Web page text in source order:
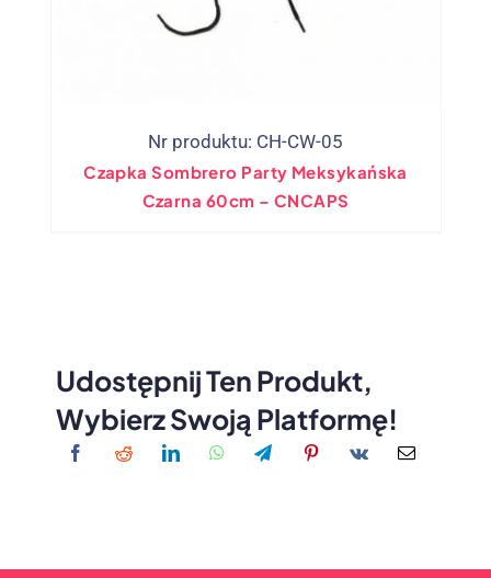
Nr produktu: CH-CW-05
Czapka Sombrero Party Meksykańska
Czarna 60cm – CNCAPS
Udostępnij Ten Produkt,
Wybierz Swoją Platformę!